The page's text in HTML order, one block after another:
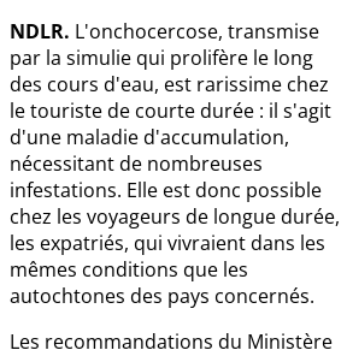
NDLR. L'onchocercose, transmise
par la simulie qui prolifère le long
des cours d'eau, est rarissime chez
le touriste de courte durée : il s'agit
d'une maladie d'accumulation,
nécessitant de nombreuses
infestations. Elle est donc possible
chez les voyageurs de longue durée,
les expatriés, qui vivraient dans les
mêmes conditions que les
autochtones des pays concernés.
Les recommandations du Ministère